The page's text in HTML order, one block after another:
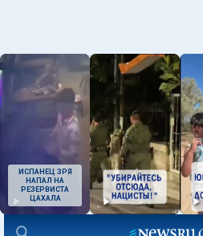
ИСПАНЕЦ ЗРЯ
НАПАЛ НА
РЕЗЕРВИСТА
ЦАХАЛА